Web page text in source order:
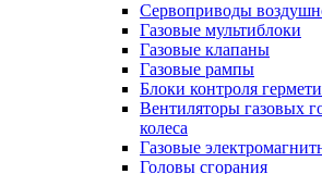
Сервоприводы
Газовые мультиблоки
Газовые клапаны
Газовые рампы
Блоки контроля
Вентиляторы газовых
колеса
Газовые
Головы сгорания